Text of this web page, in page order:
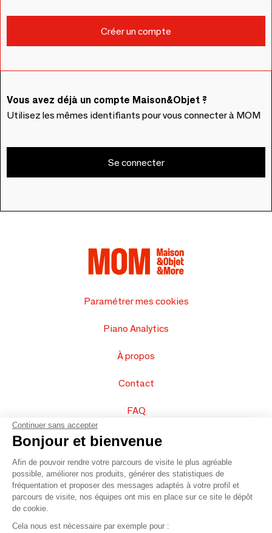
Vous avez déjà un compte Maison&Objet ?
Utilisez les mêmes identifiants pour vous connecter à MOM
Se connecter
Paramétrer mes cookies
Piano Analytics
À propos
Contact
FAQ
Vendez vos produits
Plan du site
© 2016 –Organisation SAFI
Continuer sans accepter
Bonjour et bienvenue
Afin de pouvoir rendre votre parcours de visite le plus agréable
possible, améliorer nos produits, générer des statistiques de
fréquentation et proposer des messages adaptés à votre profil et
parcours de visite, nos équipes ont mis en place sur ce site le dépôt
de cookie.
Cela nous est nécessaire par exemple pour :